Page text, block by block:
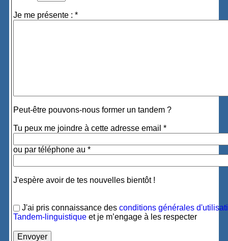
Je me présente : *
Peut-être pouvons-nous former un tandem ?
Tu peux me joindre à cette adresse email *
ou par téléphone au *
J'espère avoir de tes nouvelles bientôt !
J'ai pris connaissance desconditions générales
Tandem-linguistique et je m’engage à les respecter